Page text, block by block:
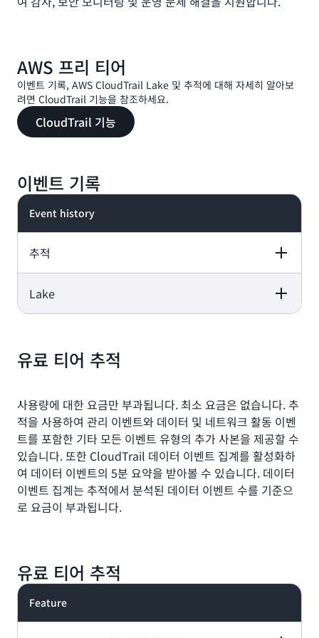
AWS 프리 티어
이벤트 기록, AWS CloudTrail Lake 및 추적에 대해 자세히 알아보
려면 CloudTrail 기능을 참조하세요.
CloudTrail 기능
이벤트 기록
Event history
추적
CloudTrail logs management events across AWS
activity at no additional cost using CloudTrail in the
CloudTrail console. You can also use the CloudTrail
추적을 생성하면 진행 중인 관리 이벤트의 사본 하나를
Amazon Simple Storage Service(S3) 버킷에 무료로 전송할
수 있습니다.제한이 적용될 수 있습니다.
Lake
You can view, search, and download the most recent
CloudTrail console. You can also use the CloudTrail
lookup-events API to achieve this.
신규 고객이라면 추가 비용 없이 30일 동안 CloudTrail Lake
를 사용해 볼 수 있습니다. 이 기간에는 모든 기능 세트에 액세
스할 수 있습니다. 30일 무료 평가판 사용 기간 중에는 다음과
같은 제한이 있습니다.
무료 데이터 보관
하면 만료됩니다(먼저 해당되는 조건이 적용됨). 무료 평가판이
만료되면 유료 티어 섹션에 설명된 표준 종량제 서비스 요금으
유료 티어 추적
사용량에 대한 요금만 부과됩니다. 최소 요금은 없습니다. 추
적을 사용하여 관리 이벤트와 데이터 및 네트워크 활동 이벤
트를 포함한 기타 모든 이벤트 유형의 추가 사본을 제공할 수
있습니다. 또한 CloudTrail 데이터 이벤트 집계를 활성화하
여 데이터 이벤트의 5분 요약을 받아볼 수 있습니다. 데이터
이벤트 집계는 추적에서 분석된 데이터 이벤트 수를 기준으
로 요금이 부과됩니다.
유료 티어 추적
Feature